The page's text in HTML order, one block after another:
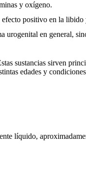
y oxígeno.
positivo en la libido
urogenital en general,
sustancias sirven
edades y
líquido,